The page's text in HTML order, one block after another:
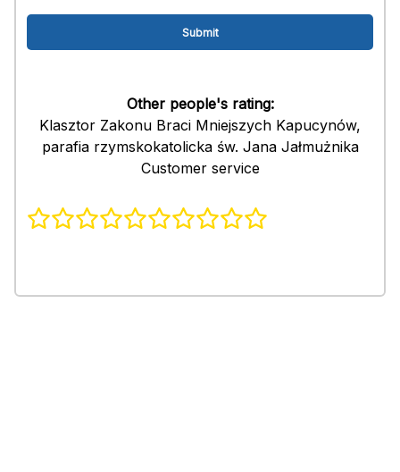
Other people's rating:
Klasztor Zakonu Braci Mniejszych Kapucynów,
parafia rzymskokatolicka św. Jana Jałmużnika
Customer service